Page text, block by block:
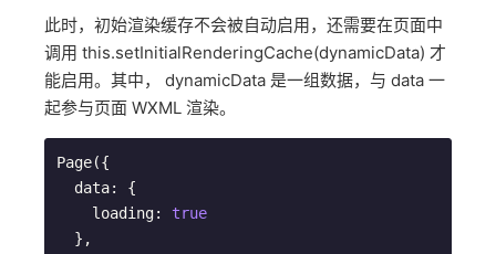
此时，初始渲染缓存不会被自动启用，还需要在页面中
调用 this.setInitialRenderingCache(dynamicData) 才
能启用。其中， dynamicData 是一组数据，与 data 一
起参与页面 WXML 渲染。
Page({
    loading:
true